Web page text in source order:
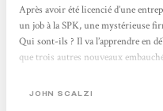
Après avoir été licencié d’une
un job à la SPK, une mystérieuse
Qui sont-ils ? Il va l’apprendre en
que trois autres nouveaux
l’écosystème d’une Terre
JOHN SCALZI